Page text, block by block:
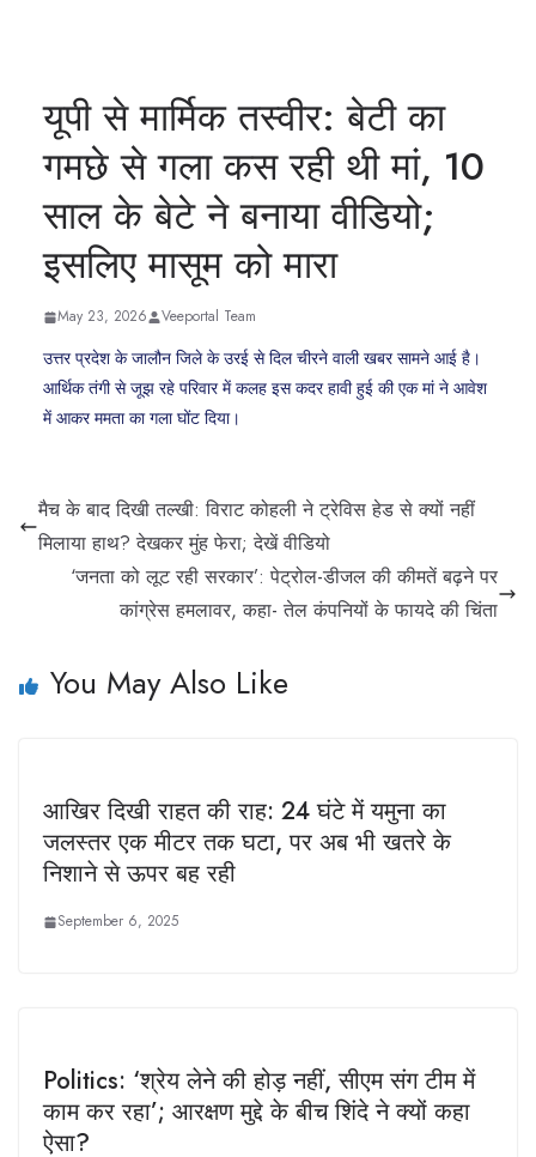
यूपी से मार्मिक तस्वीर: बेटी का
गमछे से गला कस रही थी मां, 10
साल के बेटे ने बनाया वीडियो;
इसलिए मासूम को मारा
May 23, 2026 Veeportal Team
उत्तर प्रदेश के जालौन जिले के उरई से दिल चीरने वाली खबर सामने आई है।
आर्थिक तंगी से जूझ रहे परिवार में कलह इस कदर हावी हुई की एक मां ने आवेश
में आकर ममता का गला घोंट दिया।
मैच के बाद दिखी तल्खी: विराट कोहली ने ट्रेविस हेड से क्यों नहीं
मिलाया हाथ? देखकर मुंह फेरा; देखें वीडियो
‘जनता को लूट रही सरकार’: पेट्रोल-डीजल की कीमतें बढ़ने पर
कांग्रेस हमलावर, कहा- तेल कंपनियों के फायदे की चिंता
You May Also Like
आखिर दिखी राहत की राह: 24 घंटे में यमुना का
जलस्तर एक मीटर तक घटा, पर अब भी खतरे के
निशाने से ऊपर बह रही
September 6, 2025
Politics: ‘श्रेय लेने की होड़ नहीं, सीएम संग टीम में
काम कर रहा’; आरक्षण मुद्दे के बीच शिंदे ने क्यों कहा
ऐसा?